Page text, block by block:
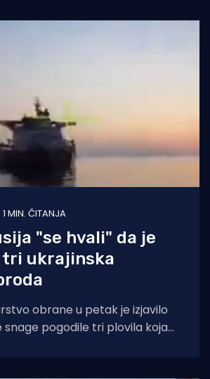
1 MIN. ČITANJA
"se hvali" da je
tri ukrajinska
obrane u petak je izjavilo
snage pogodile tri plovila koja